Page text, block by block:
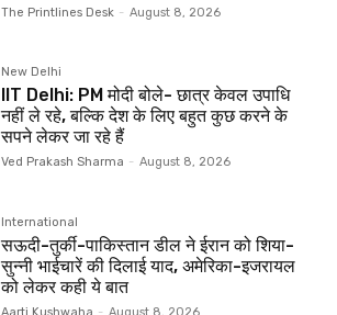
The Printlines Desk - August 8, 2026
New Delhi
IIT Delhi: PM मोदी बोले- छात्र केवल उपाधि
नहीं ले रहे, बल्कि देश के लिए बहुत कुछ करने के
सपने लेकर जा रहे हैं
Ved Prakash Sharma - August 8, 2026
International
सऊदी-तुर्की-पाकिस्तान डील ने ईरान को शिया-
सुन्नी भाईचारें की दिलाई याद, अमेरिका-इजरायल
को लेकर कही ये बात
Aarti Kushwaha - August 8, 2026